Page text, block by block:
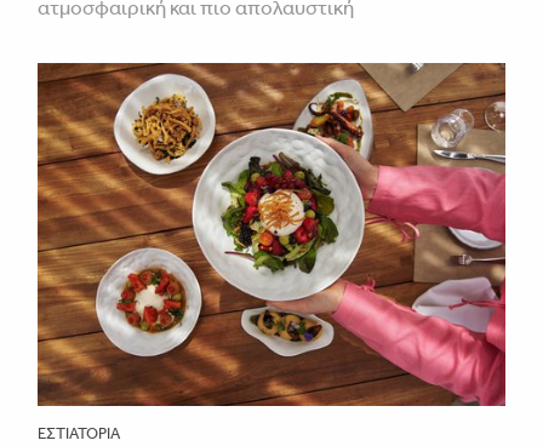
ατμοσφαιρική και πιο απολαυστική
ΕΣΤΙΑΤΌΡΙΑ